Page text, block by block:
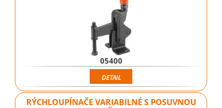
05400
DETAIL
RÝCHLOUPÍNAČE VARIABILNÉ S POSUVNOU